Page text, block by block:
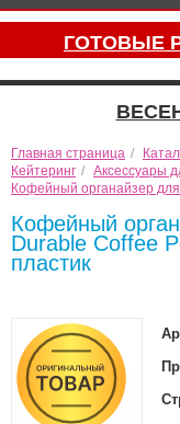
ГОТОВЫЕ
Главная страница /
Кейтеринг / Аксессуары
Кофейный органайзер
Кофейный
Durable Coffee
пластик